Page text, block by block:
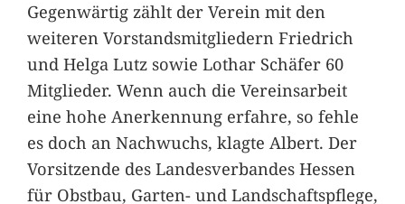
Gegenwärtig zählt der Verein mit den
weiteren Vorstandsmitgliedern Friedrich
und Helga Lutz sowie Lothar Schäfer 60
Mitglieder. Wenn auch die Vereinsarbeit
eine hohe Anerkennung erfahre, so fehle
es doch an Nachwuchs, klagte Albert. Der
Vorsitzende des Landesverbandes Hessen
für Obstbau, Garten- und Landschaftspflege,